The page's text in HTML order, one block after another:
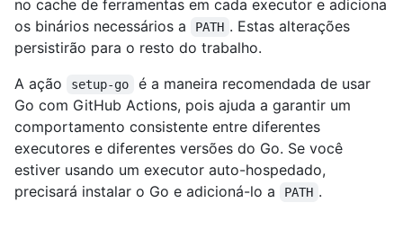
no cache de ferramentas em cada executor e adiciona
os binários necessários a
PATH . Estas alterações
persistirão para o resto do trabalho.
A ação
setup-go
é a maneira recomendada de usar
Go com GitHub Actions, pois ajuda a garantir um
comportamento consistente entre diferentes
executores e diferentes versões do Go. Se você
estiver usando um executor auto-hospedado,
precisará instalar o Go e adicioná-lo a
PATH .